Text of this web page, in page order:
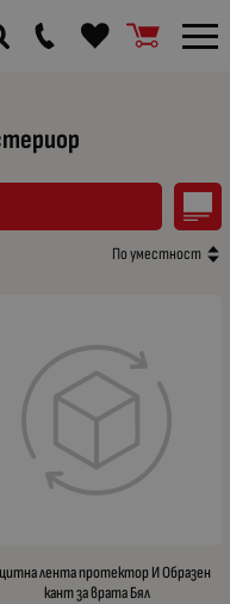
По уместност
лента протектор И Образен
кант за врата Бял